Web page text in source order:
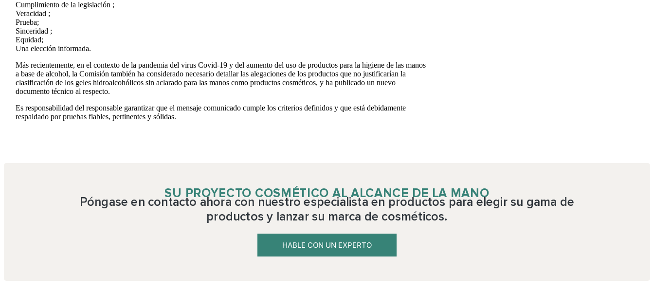
Cumplimiento de la legislación ;
Veracidad ;
Prueba;
Sinceridad ;
Equidad;
Una elección informada.
Más recientemente, en el contexto de la pandemia del virus Covid-19 y del aumento del uso de productos para la higiene de las manos
a base de alcohol, la Comisión también ha considerado necesario detallar las alegaciones de los productos que no justificarían la
clasificación de los geles hidroalcohólicos sin aclarado para las manos como productos cosméticos, y ha publicado un nuevo
documento técnico al respecto.
Es responsabilidad del responsable garantizar que el mensaje comunicado cumple los criterios definidos y que está debidamente
respaldado por pruebas fiables, pertinentes y sólidas.
SU PROYECTO COSMÉTICO AL ALCANCE DE LA MANO
Póngase en contacto ahora con nuestro especialista en productos para elegir su gama de
productos y lanzar su marca de cosméticos.
HABLE CON UN EXPERTO